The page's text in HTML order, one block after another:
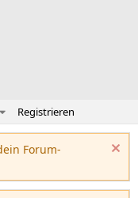
Registrieren
Forum-